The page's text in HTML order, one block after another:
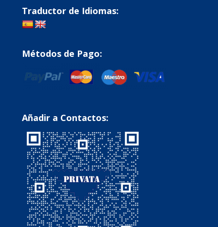
Traductor de Idiomas:
Métodos de Pago:
Añadir a Contactos: